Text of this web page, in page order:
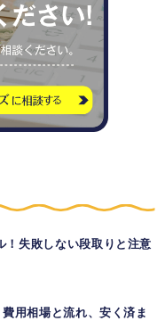
！失敗しない段取りと注意
用相場と流れ、安く済ま